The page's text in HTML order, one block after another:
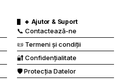
🔹 Ajutor & Suport
📞 Contactează-ne
📜 Termeni și condiții
🔐 Confidențialitate
🛡️ Protecția Datelor